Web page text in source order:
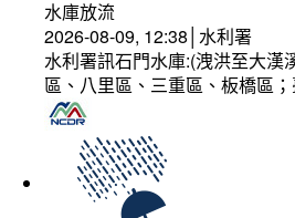
水庫放流
2026-08-09, 12:38│水利署
水利署訊石門水庫:(洩洪至大漢
區、八里區、三重區、板橋區